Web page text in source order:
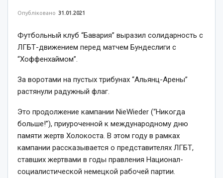
Опубліковано 31.01.2021
Футбольный клуб “Бавария” выразил солидарность с
ЛГБТ-движением перед матчем Бундеслиги с
“Хоффенхаймом”.
За воротами на пустых трибунах “Альянц-Арены”
растянули радужный флаг.
Это продолжение кампании NieWieder (“Никогда
больше!”), приуроченной к международному дню
памяти жертв Холокоста. В этом году в рамках
кампании рассказывается о представителях ЛГБТ,
ставших жертвами в годы правления Национал-
социалистической немецкой рабочей партии.